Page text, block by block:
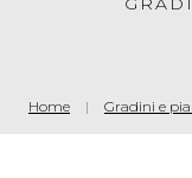
Home Gradini e